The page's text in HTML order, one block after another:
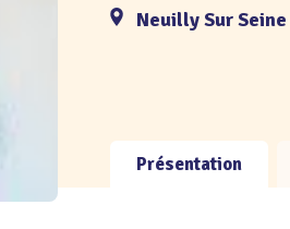
Neuilly Sur Seine
Présentation